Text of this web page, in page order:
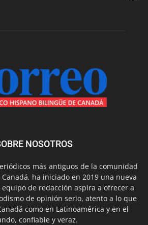
NOSOTROS
más antiguos de la comunidad
ha iniciado en 2019 una nueva
de redacción aspira a ofrecer a
de opinión serio, atento a lo que
como en Latinoamérica y en el
confiable y veraz.